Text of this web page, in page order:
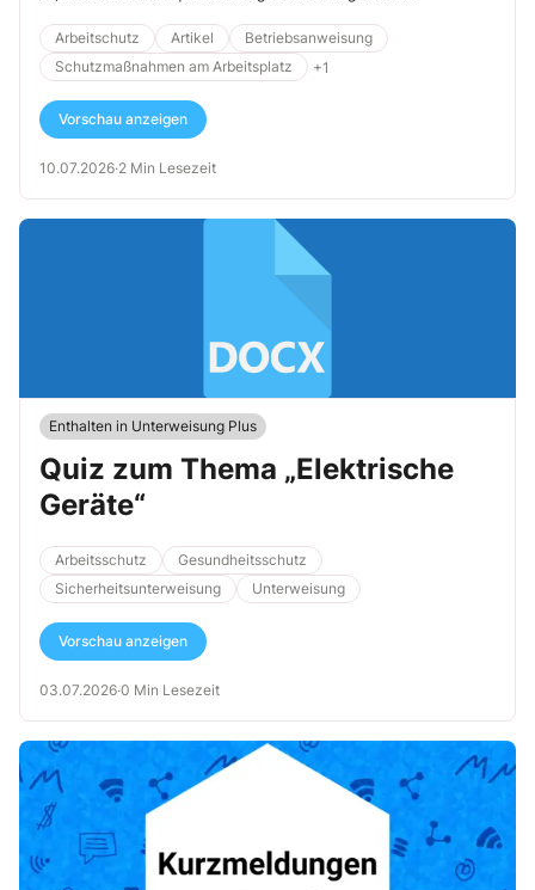
Setzen Sie dieses Thema auf die Tagesordnung der nächsten
Teamsitzung. Sie und Ihre Mitarbeiter sollten den Ursachen der
Übergriffe auf den Grund gehen. Überlegen Sie, ob eventuell das
eigene Verhalten die Aggression beim Patienten ausgelöst hat.
Legen Sie Verhaltensregeln fest, damit vor allem Ihre Mitarbeiter sich
in einer Gewaltsituation richtig verhalten, und geben Sie – soweit
möglich – Präventionsmaßnahmen vor.
Arbeitschutz Artikel
Betriebsanweisung
Schutzmaßnahmen am Arbeitsplatz
+1
Vorschau anzeigen
10.07.2026·2 Min Lesezeit
Enthalten in Unterweisung Plus
Quiz zum Thema „Elektrische
Geräte“
Arbeitsschutz
Gesundheitsschutz
Sicherheitsunterweisung
Unterweisung
Vorschau anzeigen
03.07.2026·0 Min Lesezeit